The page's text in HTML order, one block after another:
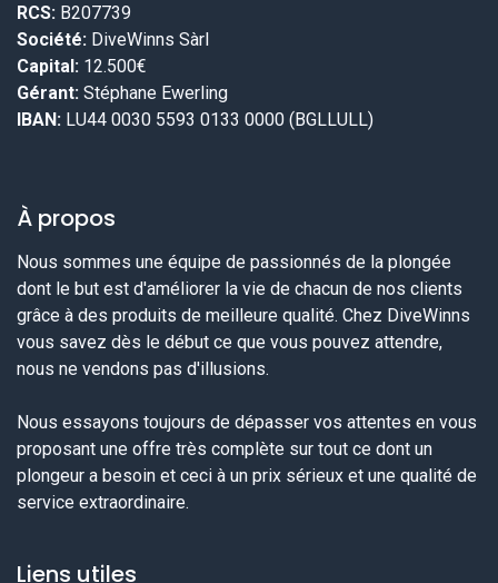
RCS: B207739
Société: DiveWinns Sàrl
Capital: 12.500€
Gérant: Stéphane Ewerling
IBAN: LU44 0030 5593 0133 0000 (BGLLULL)
À propos
Nous sommes une équipe de passionnés de la plongée
dont le but est d'améliorer la vie de chacun de nos clients
grâce à des produits de meilleure qualité. Chez DiveWinns
vous savez dès le début ce que vous pouvez attendre,
nous ne vendons pas d'illusions.
Nous essayons toujours de dépasser vos attentes en vous
proposant une offre très complète sur tout ce dont un
plongeur a besoin et ceci à un prix sérieux et une qualité de
service extraordinaire.
Liens utiles